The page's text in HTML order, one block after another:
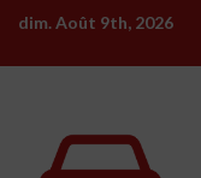
Skip
content
dim. Août 9th, 2026